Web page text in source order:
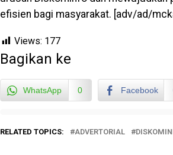
efisien bagi masyarakat. [adv/ad/
Views: 177
Bagikan ke
WhatsApp 0 Facebook
RELATED TOPICS: ADVERTORIAL